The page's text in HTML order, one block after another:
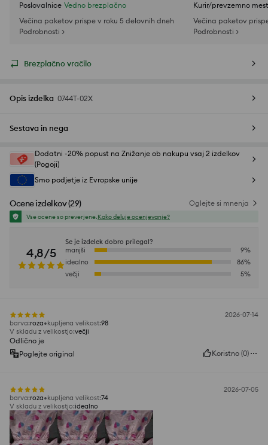
Poslovalnice Vedno brezplačno
Večina paketov prispe v roku 5 delovnih dneh
Podrobnosti >
Kurir/prevzemno
Večina paketov
Podrobnosti >
Brezplačno vračilo
Opis izdelka 0744T-02X
Sestava in nega
Dodatni -20% popust na Znižanje ob nakupu vsaj 2 izdelkov
(Pogoji)
Smo podjetje iz Evropske unije
Ocene izdelkov(29) Oglejte si mnenja
Vse ocene so preverjene.Kako deluje ocenjevanje?
4,8/5
Se je izdelek dobro prilegal?
manjši
9%
idealno
86%
večji
5%
2026-07-14
barva:roza kupljena velikost:98
V skladu z velikostjo:večji
Odlično je
Poglejte original
Koristno (0)
2026-07-05
barva:roza kupljena velikost:74
V skladu z velikostjo:idealno